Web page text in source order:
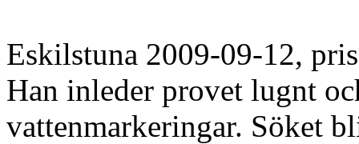
Eskilstuna 2009-09-12,
Han inleder provet lugnt
vattenmarkeringar. Söket